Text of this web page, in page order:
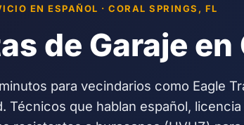
EN ESPAÑOL · CORAL SPRINGS, FL
de Garaje
para vecindarios como Eagle
Técnicos que hablan español,